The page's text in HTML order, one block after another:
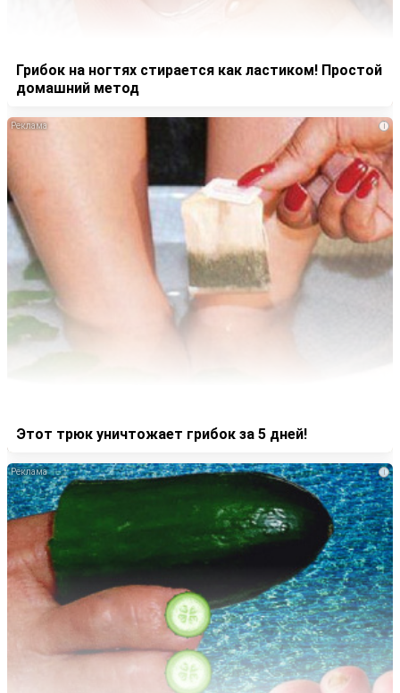
Грибок на ногтях стирается как ластиком! Простой
домашний метод
i
Этот трюк уничтожает грибок за 5 дней!
i